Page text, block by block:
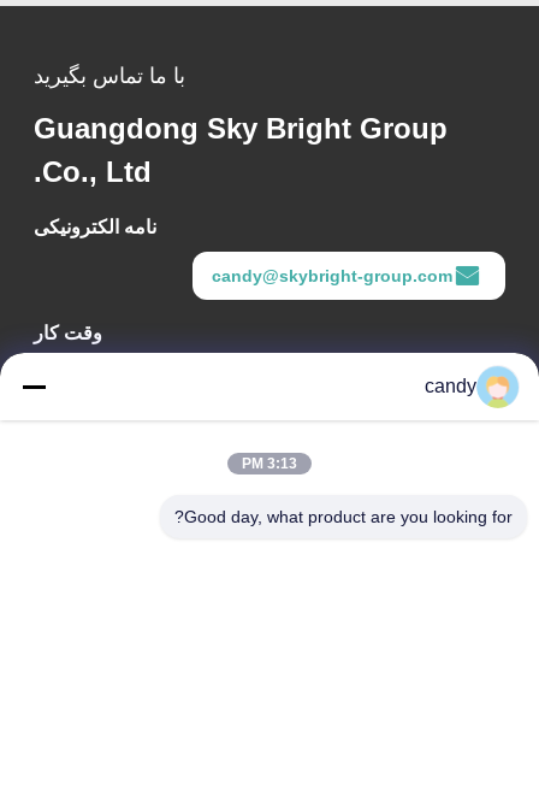
با ما تماس بگیرید
Guangdong Sky Bright Group
Co., Ltd.
نامه الکترونیکی
candy@skybright-group.com
وقت کار
آدرس ما
جیهوا، خیابان زومیاو، منطقه چانچنگ، فوشان، گوانگ‌دونگ، چین.
candy
3:13 PM
Good day, what product are you looking for?